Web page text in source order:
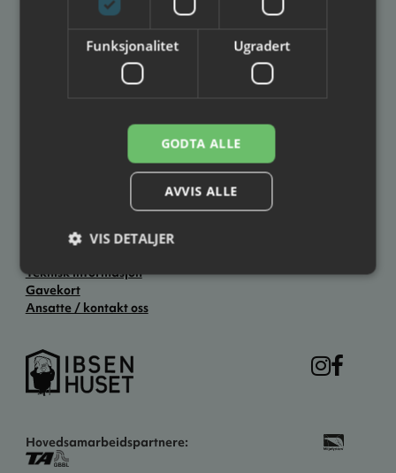
Ibsenhuset
Ibsenhuset
Ibsenhuset
Lundegate 6
3724 Skien
Hverdager: kl. 12.00–19.00
Lørdag: kl. 11.00–14.00
Ellers åpent to timer før forestillingsstart.
Teknisk informasjon
Gavekort
Ansatte / kontakt oss
Hovedsamarbeidspartnere:
Funksjonalitet Ugradert
GODTA ALLE
AVVIS ALLE
VIS DETALJER